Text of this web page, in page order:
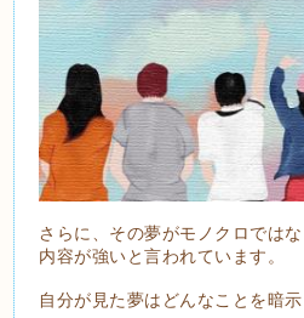
さらに、その夢がモノクロでは
内容が強いと言われています。
自分が見た夢はどんなことを暗示